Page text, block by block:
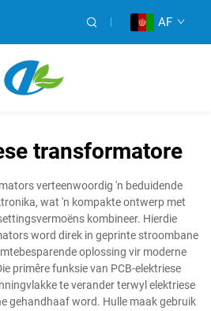
AF
transformatore
verteenwoordig 'n beduidende
wat 'n kompakte ontwerp met
kombineer. Hierdie
word direk in geprinte stroombane
oplossing vir moderne
primêre funksie van PCB-elektriese
te verander terwyl elektriese
gehandhaaf word. Hulle maak gebruik